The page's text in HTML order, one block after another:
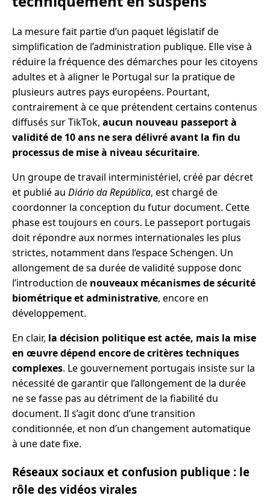
La mesure fait partie d’un paquet législatif de
simplification de l’administration publique. Elle vise à
réduire la fréquence des démarches pour les citoyens
adultes et à aligner le Portugal sur la pratique de
plusieurs autres pays européens. Pourtant,
contrairement à ce que prétendent certains contenus
diffusés sur TikTok, aucun nouveau passeport à
validité de 10 ans ne sera délivré avant la fin du
processus de mise à niveau sécuritaire.
Un groupe de travail interministériel, créé par décret
et publié au Diário da República, est chargé de
coordonner la conception du futur document. Cette
phase est toujours en cours. Le passeport portugais
doit répondre aux normes internationales les plus
strictes, notamment dans l’espace Schengen. Un
allongement de sa durée de validité suppose donc
l’introduction de nouveaux mécanismes de sécurité
biométrique et administrative, encore en
développement.
En clair, la décision politique est actée, mais la mise
en œuvre dépend encore de critères techniques
complexes. Le gouvernement portugais insiste sur la
nécessité de garantir que l’allongement de la durée
ne se fasse pas au détriment de la fiabilité du
document. Il s’agit donc d’une transition
conditionnée, et non d’un changement automatique
à une date fixe.
Réseaux sociaux et confusion publique : le
rôle des vidéos virales